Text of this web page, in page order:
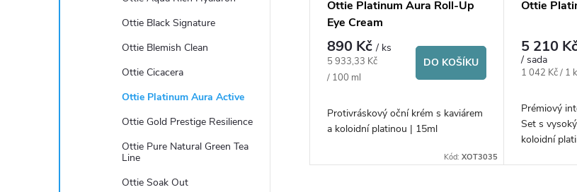
Ottie Black Signature
Ottie Blemish Clean
Ottie Cicacera
Ottie Platinum Aura Active
Ottie Gold Prestige Resilience
Ottie Pure Natural Green Tea
Line
Ottie Soak Out
t
Ottie Platinum Aura Roll-Up
Eye Cream
890 Kč/ ks
Měrná
cena:
5 933,33 Kč
/ 100 ml
DO KOŠÍKU
Protivráskový oční krém s kaviárem
a koloidní platinou | 15ml
Kód:XOT3035
Ottie
5 210
/ sada
Měrná
1 042 Kč / 1
Prémiový
Set s
koloidní